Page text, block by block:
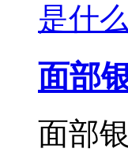
面部
面部